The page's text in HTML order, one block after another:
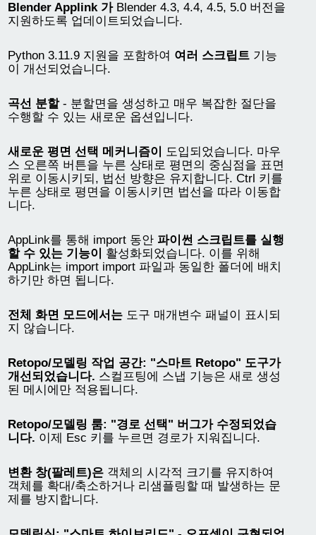
Blender Applink 가Blender 4.3, 4.4, 4.5, 5.0 버전을
지원하도록 업데이트되었습니다.
Python 3.11.9 지원을 포함하여 여러 스크립트 기능
이 개선되었습니다.
곡선 분할- 분할면을 생성하고 매우 복잡한 절단을
수행할 수 있는 새로운 옵션입니다.
새로운 평면 선택 메커니즘이
도입되었습니다. 마우
스 오른쪽 버튼을 누른 상태로 평면의 중심점을 표면
위로 이동시키되, 법선 방향은 유지합니다. Ctrl 키를
누른 상태로 평면을 이동시키면 법선을 따라 이동합
니다.
AppLink를 통해 import 동안 파이썬 스크립트를 실행
할 수 있는 기능이
활성화되었습니다. 이를 위해
AppLink는 import import 파일과 동일한 폴더에 배치
하기만 하면 됩니다.
전체 화면 모드에서는 도구 매개변수 패널이 표시되
지 않습니다.
Retopo/모델링 작업 공간: "스마트 Retopo" 도구가
개선되었습니다. 스컬프팅에 스냅 기능은 새로 생성
된 메시에만 적용됩니다.
Retopo/모델링 룸: "경로 선택" 버그가 수정되었습
니다. 이제 Esc 키를 누르면 경로가 지워집니다.
변환 창(팔레트)은 객체의 시각적 크기를 유지하여
객체를 확대/축소하거나 리샘플링할 때 발생하는 문
제를 방지합니다.